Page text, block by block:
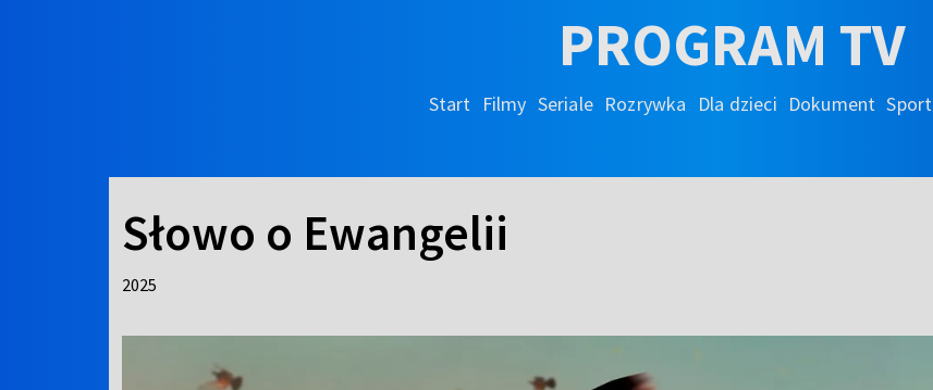
PROGRAM TV
Start Filmy Seriale Rozrywka Dla dzieci Dokument Sport
Słowo o Ewangelii
2025